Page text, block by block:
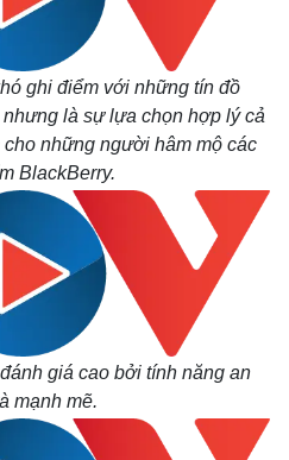
ghi điểm với những tín đồ
là sự lựa chọn hợp lý cả
những người hâm mộ các
BlackBerry.
giá cao bởi tính năng an
mạnh mẽ.